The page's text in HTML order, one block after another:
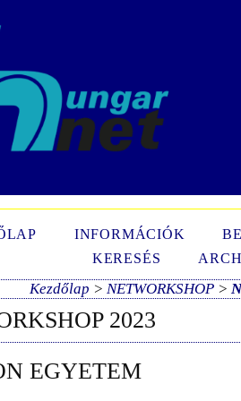
INFORMÁCIÓK
KERESÉS
Kezdőlap > NETWORKSHOP>
2023
EGYETEM